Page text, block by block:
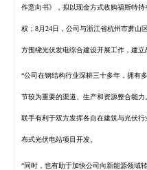
作意向书》，拟以现金方式收购福斯特
权；8月24日，公司与浙江省杭州市萧山
方围绕光伏发电综合建设开展工作，建立
“公司在钢结构行业深耕三十多年，拥有
节较为重要的渠道、生产和资源整合能
联手有利于双方发挥各自在建筑与光伏
布式光伏电站项目开发。
“同时，也有助于加快公司向新能源领域